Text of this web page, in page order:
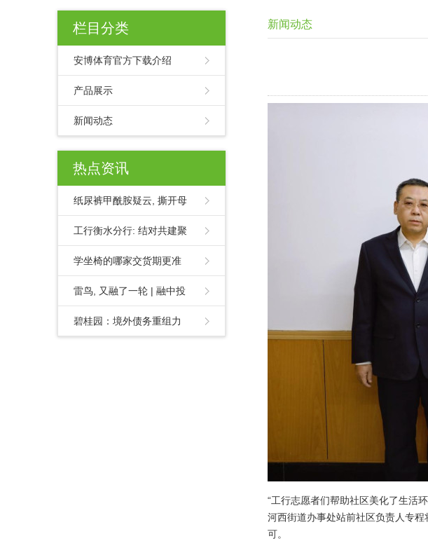
栏目分类
安博体育官方下载介绍
产品展示
新闻动态
热点资讯
纸尿裤甲酰胺疑云, 撕开母
工行衡水分行: 结对共建聚
学坐椅的哪家交货期更准
雷鸟, 又融了一轮 | 融中投
碧桂园：境外债务重组力
新闻动态
“工行志愿者们帮助社区美化了生活
河西街道办事处站前社区负责人专
可。